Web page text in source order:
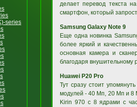
series
делает перевод текста
смартфон, который
Samsung Galaxy Note 9
Еще одна новинка
более яркий и
основная камера и
благодаря
Huawei P20 Pro
Тут сразу стоит
модулей - 40 Мп, 20 Мп и 8
Kirin 970 с 8 ядрами с